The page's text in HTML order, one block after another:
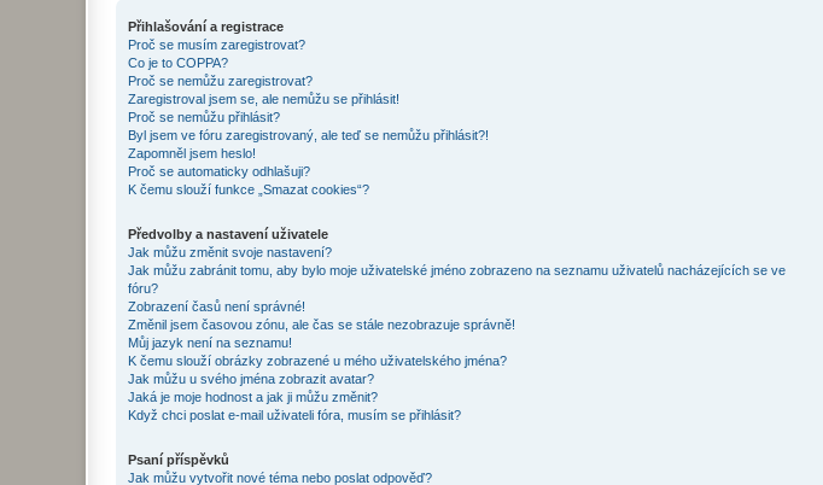
Přihlašování a registrace
Proč se musím zaregistrovat?
Co je to COPPA?
Proč se nemůžu zaregistrovat?
Zaregistroval jsem se, ale nemůžu se přihlásit!
Proč se nemůžu přihlásit?
Byl jsem ve fóru zaregistrovaný, ale teď se nemůžu přihlásit?!
Zapomněl jsem heslo!
Proč se automaticky odhlašuji?
K čemu slouží funkce „Smazat cookies“?
Předvolby a nastavení uživatele
Jak můžu změnit svoje nastavení?
Jak můžu zabránit tomu, aby bylo moje uživatelské jméno zobrazeno na seznamu uživatelů nacházejících se ve
fóru?
Zobrazení časů není správné!
Změnil jsem časovou zónu, ale čas se stále nezobrazuje správně!
Můj jazyk není na seznamu!
K čemu slouží obrázky zobrazené u mého uživatelského jména?
Jak můžu u svého jména zobrazit avatar?
Jaká je moje hodnost a jak ji můžu změnit?
Když chci poslat e-mail uživateli fóra, musím se přihlásit?
Psaní příspěvků
Jak můžu vytvořit nové téma nebo poslat odpověď?